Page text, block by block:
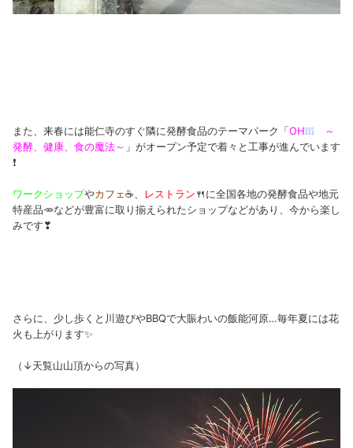
また、来春には能仁寺のすぐ隣に発酵食品のテーマパーク「OH❕❕❕
～
発酵、健康、食の魔法～ 」がオープン予定で着々と工事が進んでいます
❗
ワークショップやカフェ☕、 レストラン🍴に全国各地の発酵食品や地元
特産品🥕などが豊富に取り揃えられたショップなどがあり、今から楽し
みです❣
さらに、少し歩くと川遊びやBBQで大賑わいの飯能河原…毎年夏には花
火も上がります✨
（↓天覧山山頂からの写真）